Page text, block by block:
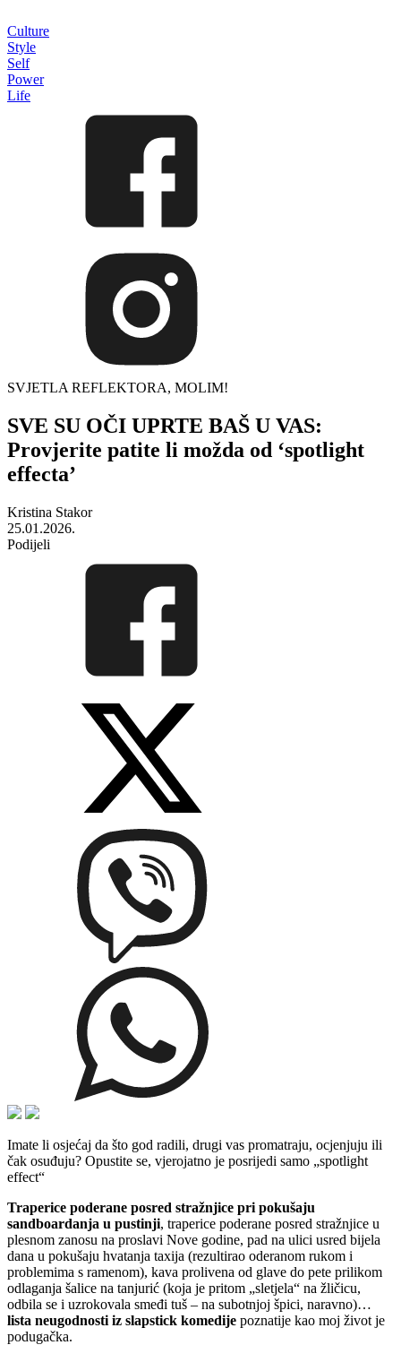
Culture
Style
Self
Power
Life
SVJETLA REFLEKTORA, MOLIM!
SVE SU OČI UPRTE BAŠ U VAS:
Provjerite patite li možda od ‘spotlight
effecta’
Kristina Stakor
25.01.2026.
Podijeli
Imate li osjećaj da što god radili, drugi vas promatraju, ocjenjuju ili
čak osuđuju? Opustite se, vjerojatno je posrijedi samo „spotlight
effect“
Traperice poderane posred stražnjice pri pokušaju
sandboardanja u pustinji, traperice poderane posred stražnjice u
plesnom zanosu na proslavi Nove godine, pad na ulici usred bijela
dana u pokušaju hvatanja taxija (rezultirao oderanom rukom i
problemima s ramenom), kava prolivena od glave do pete prilikom
odlaganja šalice na tanjurić (koja je pritom „sletjela“ na žličicu,
odbila se i uzrokovala smeđi tuš – na subotnjoj špici, naravno)…
lista neugodnosti iz slapstick komedije poznatije kao moj život je
podugačka.